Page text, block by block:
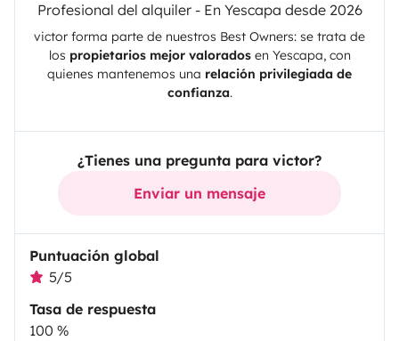
Profesional del alquiler - En Yescapa desde 2026
victor forma parte de nuestros Best Owners: se trata de
los propietarios mejor valoradosen Yescapa, con
quienes mantenemos una relación privilegiada de
confianza.
¿Tienes una pregunta para victor?
Enviar un mensaje
Puntuación global
5/5
Tasa de respuesta
100 %